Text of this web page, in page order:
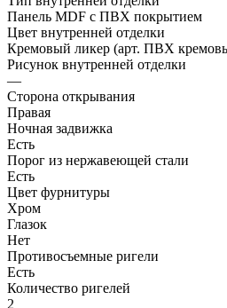
Панель MDF с ПВХ покрытием
Цвет внутренней отделки
Кремовый ликер (арт. ПВХ
Рисунок внутренней отделки
—
Сторона открывания
Правая
Ночная задвижка
Есть
Порог из нержавеющей стали
Есть
Цвет фурнитуры
Хром
Глазок
Нет
Противосъемные ригели
Есть
Количество ригелей
2